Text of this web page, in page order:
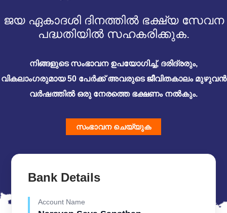
ജയ ഏകാദശി ദിനത്തിൽ ഭക്ഷ്യ സേവന
പദ്ധതിയിൽ സഹകരിക്കുക.
നിങ്ങളുടെ സംഭാവന ഉപയോഗിച്ച്, ദരിദ്രരും,
വികലാംഗരുമായ 50 പേർക്ക് അവരുടെ ജീവിതകാലം മുഴുവൻ
വർഷത്തിൽ ഒരു നേരത്തെ ഭക്ഷണം നൽകും.
സംഭാവന ചെയ്യുക
Bank Details
Account Name